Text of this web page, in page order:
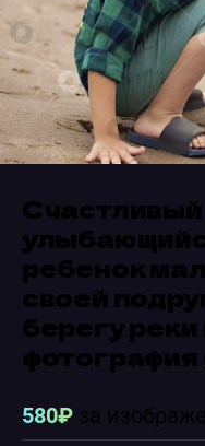
ребенок
своей
берегу
фотография
580₽за